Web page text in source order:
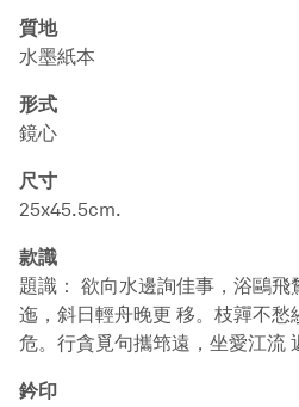
質地
水墨紙本
形式
鏡心
尺寸
25x45.5cm.
款識
題識： 欲向水邊詢佳事，浴鷗
迤，斜日輕舟晚更 移。枝嚲不愁
危。行貪覓句攜筇遠，坐愛江流
鈐印